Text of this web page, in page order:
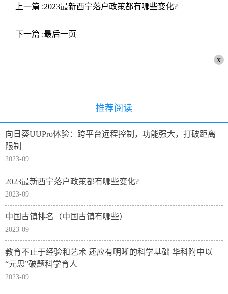
上一篇 :2023最新西宁落户政策都有哪些变化?
下一篇 :最后一页
x
推荐阅读
向日葵UUPro体验：跨平台远程控制，功能强大，打破距离
限制
2023-09
2023最新西宁落户政策都有哪些变化?
2023-09
中国古镇排名（中国古镇有哪些）
2023-09
教育不止于经验和艺术 还应有明晰的科学基础 华科附中以
“元思”破题科学育人
2023-09